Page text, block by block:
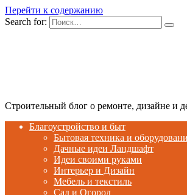
Перейти к содержанию
Search for:
Строительный блог о ремонте, дизайне и
Благоустройство и быт
Бытовая техника и
Дачные идеи Ландшафт
Идеи своими руками
Интерьер и Дизайн
Мебель и текстиль
Сад и Огород